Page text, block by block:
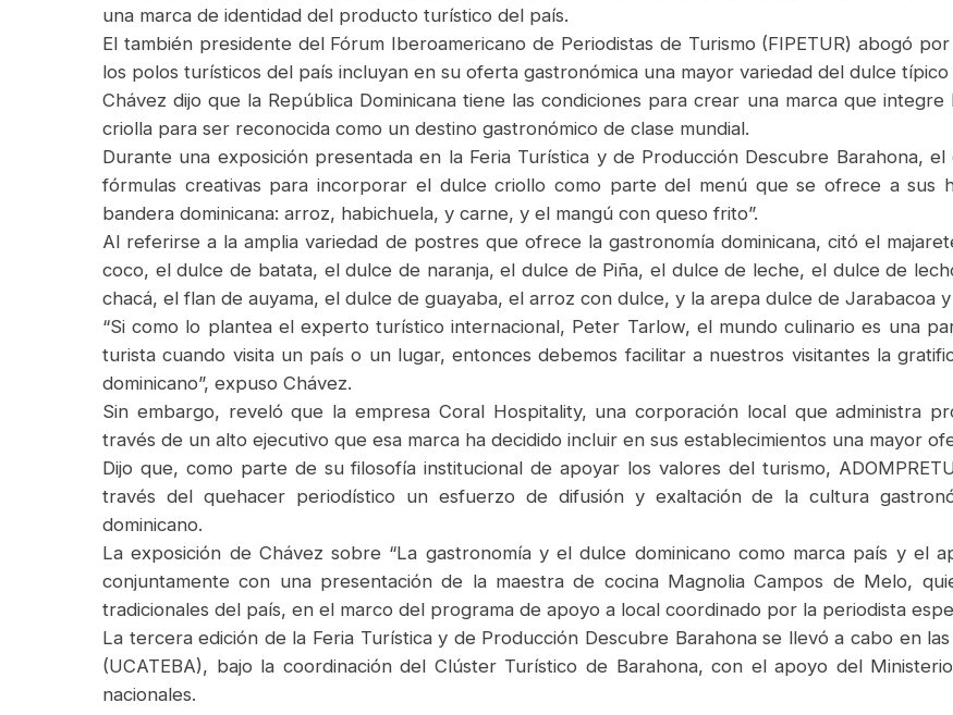
una marca de identidad del producto turístico del país.
El también presidente del Fórum Iberoamericano de Periodistas de Turismo (FIPETUR) abogó
los polos turísticos del país incluyan en su oferta gastronómica una mayor variedad del dulce típico
Chávez dijo que la República Dominicana tiene las condiciones para crear una marca que
criolla para ser reconocida como un destino gastronómico de clase mundial.
Durante una exposición presentada en la Feria Turística y de Producción Descubre Barahona,
fórmulas creativas para incorporar el dulce criollo como parte del menú que se ofrece a sus
bandera dominicana: arroz, habichuela, y carne, y el mangú con queso frito”.
Al referirse a la amplia variedad de postres que ofrece la gastronomía dominicana, citó el
coco, el dulce de batata, el dulce de naranja, el dulce de Piña, el dulce de leche, el dulce de
chacá, el flan de auyama, el dulce de guayaba, el arroz con dulce, y la arepa dulce de Jarabacoa
“Si como lo plantea el experto turístico internacional, Peter Tarlow, el mundo culinario es una
turista cuando visita un país o un lugar, entonces debemos facilitar a nuestros visitantes la
dominicano”, expuso Chávez.
Sin embargo, reveló que la empresa Coral Hospitality, una corporación local que administra
través de un alto ejecutivo que esa marca ha decidido incluir en sus establecimientos una mayor
Dijo que, como parte de su filosofía institucional de apoyar los valores del turismo,
través del quehacer periodístico un esfuerzo de difusión y exaltación de la cultura
dominicano.
La exposición de Chávez sobre “La gastronomía y el dulce dominicano como marca país y el
conjuntamente con una presentación de la maestra de cocina Magnolia Campos de Melo,
tradicionales del país, en el marco del programa de apoyo a local coordinado por la periodista
La tercera edición de la Feria Turística y de Producción Descubre Barahona se llevó a cabo en
(UCATEBA), bajo la coordinación del Clúster Turístico de Barahona, con el apoyo del
nacionales.